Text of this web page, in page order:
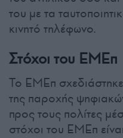
του με τα
κινητό τηλέφωνο.
Στόχοι του ΕΜΕπ
Το ΕΜΕπ
της παροχής
προς τους πολίτες
στόχοι του ΕΜΕπ